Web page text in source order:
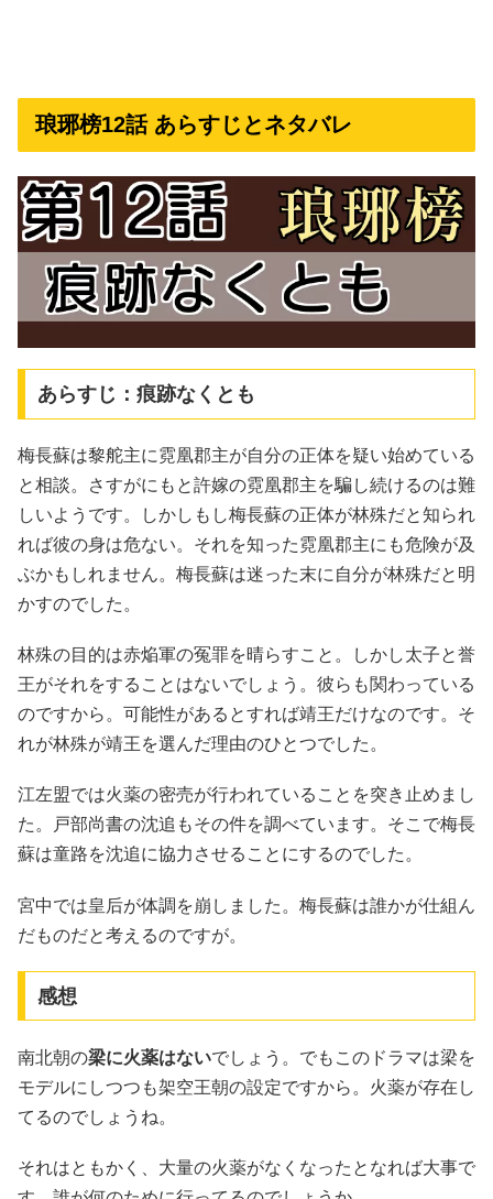
琅琊榜12話 あらすじとネタバレ
あらすじ：痕跡なくとも
梅長蘇は黎舵主に霓凰郡主が自分の正体を疑い始めている
と相談。さすがにもと許嫁の霓凰郡主を騙し続けるのは難
しいようです。しかしもし梅長蘇の正体が林殊だと知られ
れば彼の身は危ない。それを知った霓凰郡主にも危険が及
ぶかもしれません。梅長蘇は迷った末に自分が林殊だと明
かすのでした。
林殊の目的は赤焔軍の冤罪を晴らすこと。しかし太子と誉
王がそれをすることはないでしょう。彼らも関わっている
のですから。可能性があるとすれば靖王だけなのです。そ
れが林殊が靖王を選んだ理由のひとつでした。
江左盟では火薬の密売が行われていることを突き止めまし
た。戸部尚書の沈追もその件を調べています。そこで梅長
蘇は童路を沈追に協力させることにするのでした。
宮中では皇后が体調を崩しました。梅長蘇は誰かが仕組ん
だものだと考えるのですが。
感想
南北朝の梁に火薬はないでしょう。でもこのドラマは梁を
モデルにしつつも架空王朝の設定ですから。火薬が存在し
てるのでしょうね。
それはともかく、大量の火薬がなくなったとなれば大事で